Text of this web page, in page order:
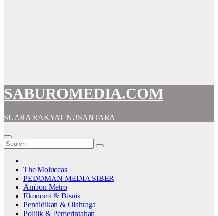
SABUROMEDIA.COM
SUARA RAKYAT NUSANTARA
The Moluccas
PEDOMAN MEDIA SIBER
Ambon Metro
Ekonomi & Bisnis
Pendidikan & Olahraga
Politik & Pemerintahan